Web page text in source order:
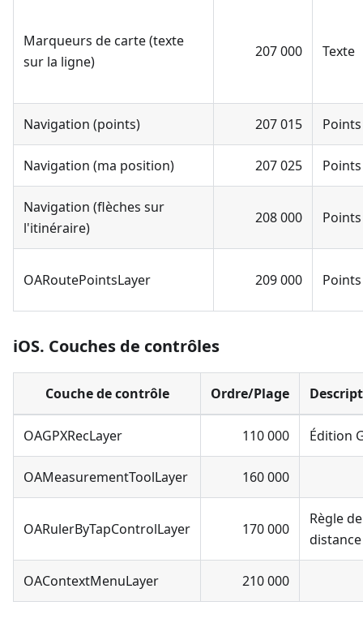
Marqueurs de carte (texte
sur la ligne)
207 000 Texte
Navigation (points) 207 015 Points
Navigation (ma position) 207 025 Points
Navigation (flèches sur
l'itinéraire)
208 000 Points
OARoutePointsLayer 209 000 Points
iOS. Couches de contrôles
Couche de contrôle Ordre/Plage
OAGPXRecLayer 110 000 Édition
OAMeasurementToolLayer 160 000
OARulerByTapControlLayer 170 000
Règle de
distance
OAContextMenuLayer 210 000